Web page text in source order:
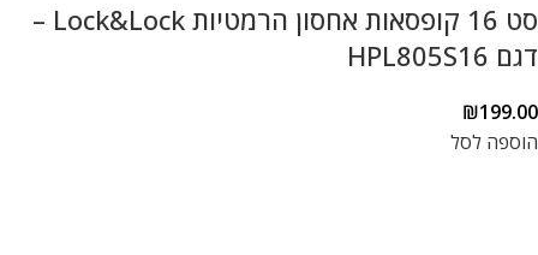
סט 16 קופסאות אחסון הרמטיות Lock&Lock –
דגם HPL805S16
₪199.00
הוספה לסל